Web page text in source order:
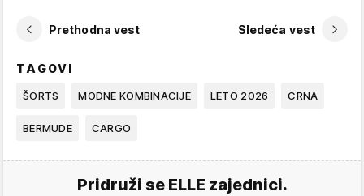
Prethodna vest Sledeća vest
TAGOVI
ŠORTS MODNE KOMBINACIJE LETO 2026 CRNA
BERMUDE CARGO
Pridruži se ELLE zajednici.